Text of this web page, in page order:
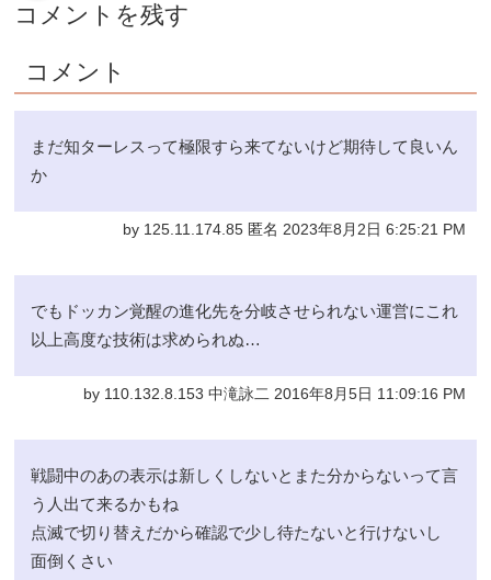
コメントを残す
コメント
まだ知ターレスって極限すら来てないけど期待して良いん
か
by 125.11.174.85 匿名 2023年8月2日 6:25:21 PM
でもドッカン覚醒の進化先を分岐させられない運営にこれ
以上高度な技術は求められぬ…
by 110.132.8.153 中滝詠二 2016年8月5日 11:09:16 PM
戦闘中のあの表示は新しくしないとまた分からないって言
う人出て来るかもね
点滅で切り替えだから確認で少し待たないと行けないし
面倒くさい